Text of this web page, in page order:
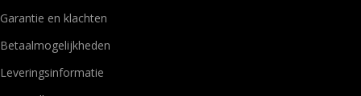
Garantie en klachten
Betaalmogelijkheden
Leveringsinformatie